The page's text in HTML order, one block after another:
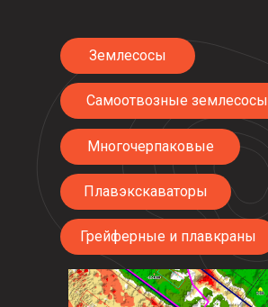
Землесосы
Многочерпаковые
Плавэкскаваторы
Самоотвозные землесосы
Грейферные и плавкраны